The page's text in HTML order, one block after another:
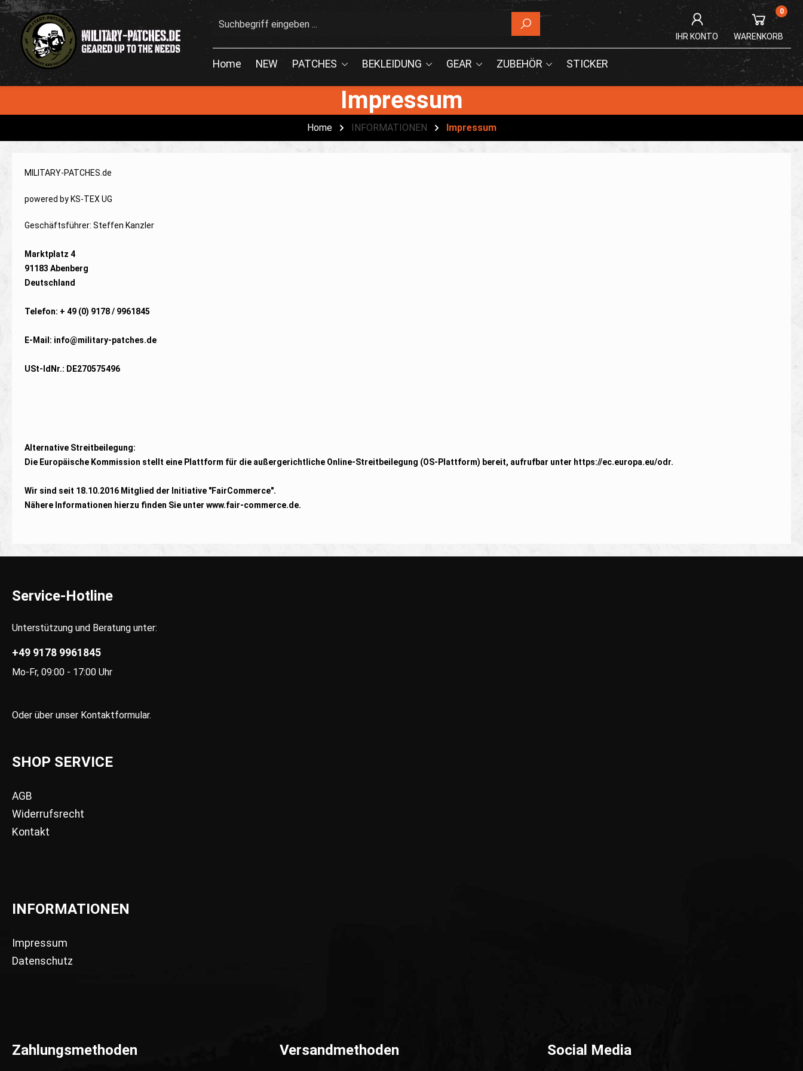
Zur Suche springen
IHR KONTO
0
WARENKORB
Home NEW PATCHES BEKLEIDUNG GEAR ZUBEHÖR STICKER
Impressum
Home INFORMATIONEN Impressum
MILITARY-PATCHES.de
powered by KS-TEX UG
Geschäftsführer: Steffen Kanzler
Marktplatz 4
91183 Abenberg
Deutschland
Telefon: + 49 (0) 9178 / 9961845
E-Mail: info@military-patches.de
USt-IdNr.: DE270575496
Alternative Streitbeilegung:
Die Europäische Kommission stellt eine Plattform für die außergerichtliche Online-Streitbeilegung (OS-Plattform) bereit, aufrufbar unter https://ec.europa.eu/odr.
Wir sind seit 18.10.2016 Mitglied der Initiative "FairCommerce".
Nähere Informationen hierzu finden Sie unter www.fair-commerce.de.
Service-Hotline
Unterstützung und Beratung unter:
+49 9178 9961845
Mo-Fr, 09:00 - 17:00 Uhr
Oder über unser Kontaktformular.
SHOP SERVICE
AGB
Widerrufsrecht
Kontakt
INFORMATIONEN
Impressum
Datenschutz
Zahlungsmethoden Versandmethoden Social Media